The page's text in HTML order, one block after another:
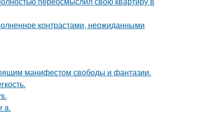
контрастами, неожиданными
манифестом свободы и фантазии.
a.